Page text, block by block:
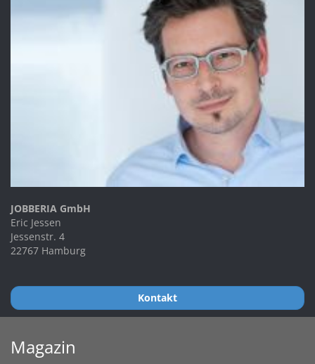
JOBBERIA GmbH
Eric Jessen
Jessenstr. 4
22767 Hamburg
Kontakt
Magazin